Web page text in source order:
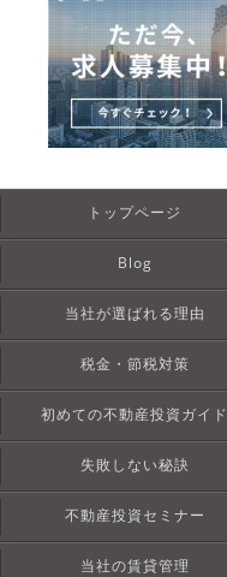
トップページ
Blog
当社が選ばれる理由
税金・節税対策
初めての不動産投資ガイド
失敗しない秘訣
不動産投資セミナー
当社の賃貸管理